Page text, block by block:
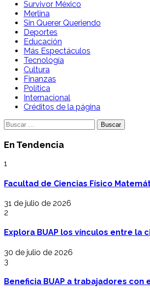
Survivor México
Merlina
Sin Querer Queriendo
Deportes
Educación
Más Espectáculos
Tecnología
Cultura
Finanzas
Política
Internacional
Créditos de la página
Buscar:
En Tendencia
1
Facultad de Ciencias Físico
31 de julio de 2026
2
Explora BUAP los vínculos entre la
30 de julio de 2026
3
Beneficia BUAP a trabajadores con